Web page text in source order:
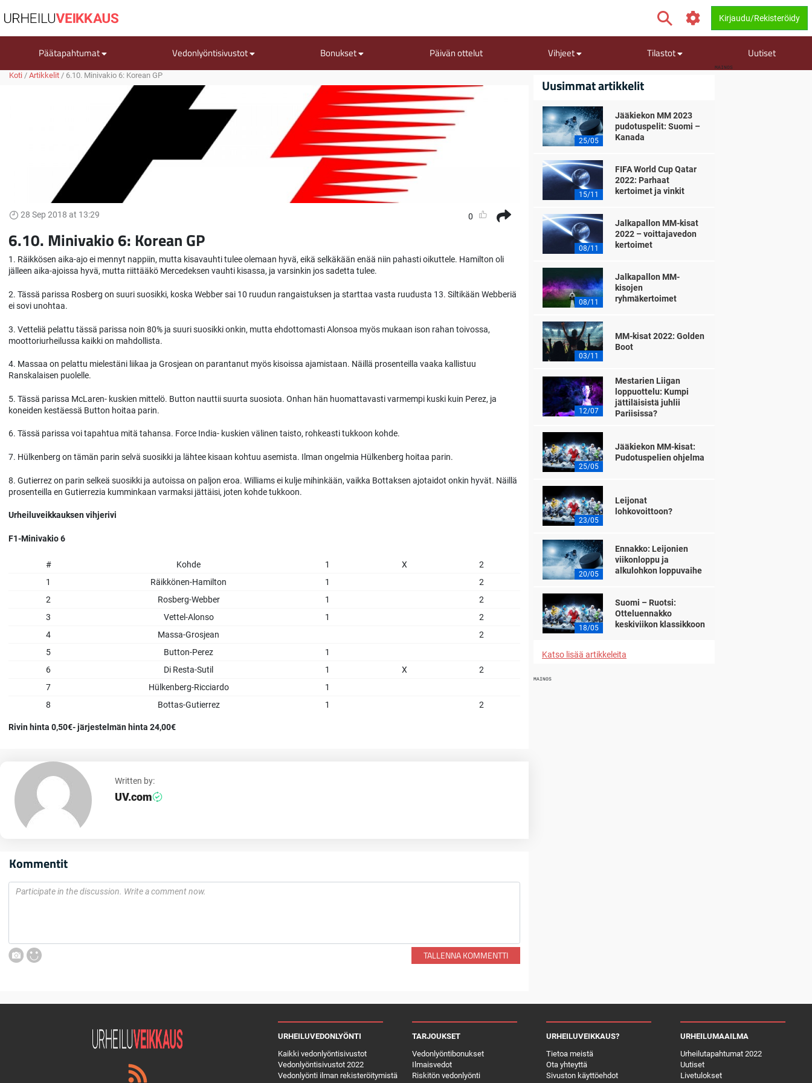
Kirjaudu/Rekisteröidy
Päätapahtumat Vedonlyöntisivustot Bonukset Päivän ottelut Vihjeet Tilastot Uutiset
MAINOS
Koti / Artikkelit / 6.10. Minivakio 6: Korean GP
28 Sep 2018 at 13:29 0
6.10. Minivakio 6: Korean GP
1. Räikkösen aika-ajo ei mennyt nappiin, mutta kisavauhti tulee olemaan hyvä, eikä selkäkään enää niin pahasti oikuttele. Hamilton oli
jälleen aika-ajoissa hyvä, mutta riittääkö Mercedeksen vauhti kisassa, ja varsinkin jos sadetta tulee.
2. Tässä parissa Rosberg on suuri suosikki, koska Webber sai 10 ruudun rangaistuksen ja starttaa vasta ruudusta 13. Siltikään Webberiä
ei sovi unohtaa.
3. Vetteliä pelattu tässä parissa noin 80% ja suuri suosikki onkin, mutta ehdottomasti Alonsoa myös mukaan ison rahan toivossa,
moottoriurheilussa kaikki on mahdollista.
4. Massaa on pelattu mielestäni liikaa ja Grosjean on parantanut myös kisoissa ajamistaan. Näillä prosenteilla vaaka kallistuu
Ranskalaisen puolelle.
5. Tässä parissa McLaren- kuskien mittelö. Button nauttii suurta suosiota. Onhan hän huomattavasti varmempi kuski kuin Perez, ja
koneiden kestäessä Button hoitaa parin.
6. Tässä parissa voi tapahtua mitä tahansa. Force India- kuskien välinen taisto, rohkeasti tukkoon kohde.
7. Hülkenberg on tämän parin selvä suosikki ja lähtee kisaan kohtuu asemista. Ilman ongelmia Hülkenberg hoitaa parin.
8. Gutierrez on parin selkeä suosikki ja autoissa on paljon eroa. Williams ei kulje mihinkään, vaikka Bottaksen ajotaidot onkin hyvät. Näillä
prosenteilla en Gutierrezia kumminkaan varmaksi jättäisi, joten kohde tukkoon.
Urheiluveikkauksen vihjerivi
F1-Minivakio 6
# Kohde 1 X
2
1
Räikkönen-Hamilton 1
2
2
Rosberg-Webber 1
2
3
Vettel-Alonso 1
2
4
Massa-Grosjean
2
5
Button-Perez
1
6
Di Resta-Sutil 1 X
2
7
Hülkenberg-Ricciardo
1
8
Bottas-Gutierrez 1 2
Rivin hinta 0,50€- järjestelmän hinta 24,00€
Written by:
UV.com
Kommentit
TALLENNA KOMMENTTI
Uusimmat artikkelit
25/05
Jääkiekon MM 2023
pudotuspelit: Suomi –
Kanada
15/11
FIFA World Cup Qatar
2022: Parhaat
kertoimet ja vinkit
08/11
Jalkapallon MM-kisat
2022 – voittajavedon
kertoimet
08/11
Jalkapallon MM-
kisojen
ryhmäkertoimet
03/11
MM-kisat 2022: Golden
Boot
12/07
Mestarien Liigan
loppuottelu: Kumpi
jättiläisistä juhlii
Pariisissa?
25/05
Jääkiekon MM-kisat:
Pudotuspelien ohjelma
23/05
Leijonat
lohkovoittoon?
20/05
Ennakko: Leijonien
viikonloppu ja
alkulohkon loppuvaihe
18/05
Suomi – Ruotsi:
Otteluennakko
keskiviikon klassikkoon
Katso lisää artikkeleita
MAINOS
URHEILUVEDONLYÖNTI
Kaikki vedonlyöntisivustot
Vedonlyöntisivustot 2022
Vedonlyönti ilman rekisteröitymistä
TARJOUKSET
Vedonlyöntibonukset
Ilmaisvedot
Riskitön vedonlyönti
URHEILUVEIKKAUS?
Tietoa meistä
Ota yhteyttä
Sivuston käyttöehdot
URHEILUMAAILMA
Urheilutapahtumat 2022
Uutiset
Livetulokset